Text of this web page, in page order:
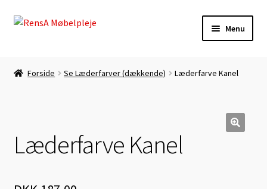
Spring
Spring
Menu
Daglig Pasning
Kasse
Forside Se Læderfarver (dækkende) Læderfarve Kanel
Læderfarve Kanel